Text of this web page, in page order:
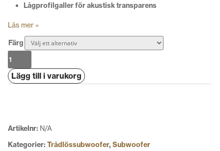
Lågprofilgaller för akustisk transparens
Läs mer »
Färg
Klipsch
Reference
Premiere
Lägg till i varukorg
Artikelnr: N/A
Kategorier: Trådlössubwoofer, Subwoofer